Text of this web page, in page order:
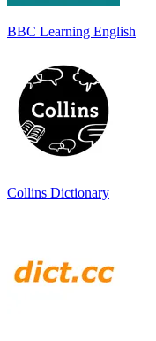
BBC Learning English
Collins Dictionary